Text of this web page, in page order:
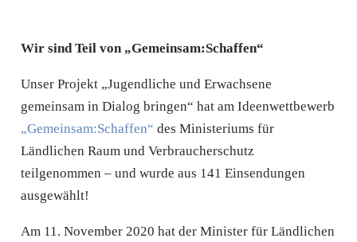
Wir sind Teil von „Gemeinsam:Schaffen“
Unser Projekt „Jugendliche und Erwachsene
gemeinsam in Dialog bringen“ hat am Ideenwettbewerb
„Gemeinsam:Schaffen“ des Ministeriums für
Ländlichen Raum und Verbraucherschutz
teilgenommen – und wurde aus 141 Einsendungen
ausgewählt!
Am 11. November 2020 hat der Minister für Ländlichen